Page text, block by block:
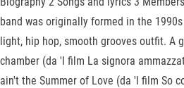
band was originally formed in the
light, hip hop, smooth grooves outfit. A
chamber (da 'l film La signora
ain't the Summer of Love (da 'l film So